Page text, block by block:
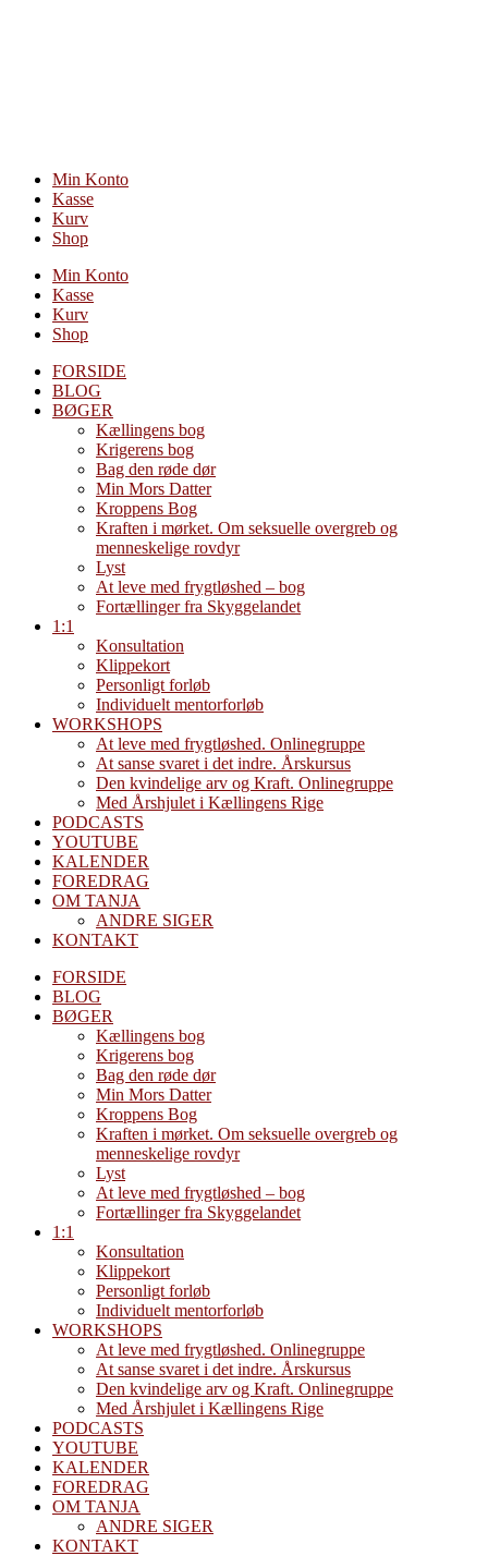
Min Konto
Kasse
Kurv
Shop
Min Konto
Kasse
Kurv
Shop
FORSIDE
BLOG
BØGER
Kællingens bog
Krigerens bog
Bag den røde dør
Min Mors Datter
Kroppens Bog
Kraften i mørket. Om seksuelle overgreb og
menneskelige rovdyr
Lyst
At leve med frygtløshed – bog
Fortællinger fra Skyggelandet
1:1
Konsultation
Klippekort
Personligt forløb
Individuelt mentorforløb
WORKSHOPS
At leve med frygtløshed. Onlinegruppe
At sanse svaret i det indre. Årskursus
Den kvindelige arv og Kraft. Onlinegruppe
Med Årshjulet i Kællingens Rige
PODCASTS
YOUTUBE
KALENDER
FOREDRAG
OM TANJA
ANDRE SIGER
KONTAKT
FORSIDE
BLOG
BØGER
Kællingens bog
Krigerens bog
Bag den røde dør
Min Mors Datter
Kroppens Bog
Kraften i mørket. Om seksuelle overgreb og
menneskelige rovdyr
Lyst
At leve med frygtløshed – bog
Fortællinger fra Skyggelandet
1:1
Konsultation
Klippekort
Personligt forløb
Individuelt mentorforløb
WORKSHOPS
At leve med frygtløshed. Onlinegruppe
At sanse svaret i det indre. Årskursus
Den kvindelige arv og Kraft. Onlinegruppe
Med Årshjulet i Kællingens Rige
PODCASTS
YOUTUBE
KALENDER
FOREDRAG
OM TANJA
ANDRE SIGER
KONTAKT